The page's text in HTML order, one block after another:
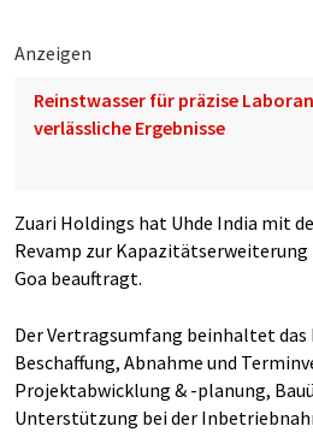
Anzeigen
Reinstwasser für präzise
verlässliche Ergebnisse
Zuari Holdings hat Uhde India mit
Revamp zur
Goa beauftragt.
Der Vertragsumfang beinhaltet
Beschaffung, Abnahme und
Projektabwicklung & -planung,
Unterstützung bei der